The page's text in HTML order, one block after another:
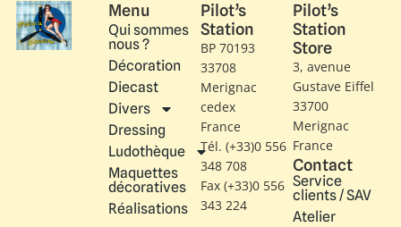
Menu
Qui sommes
nous ?
Décoration
Diecast
Divers
Dressing
Ludothèque
Maquettes
décoratives
Réalisations
Pilot’s
Station
BP 70193
33708
Merignac
cedex
France
Tél. (+33)0 556
348 708
Fax (+33)0 556
343 224
Pilot’s
Station
Store
3, avenue
Gustave Eiffel​
33700
Merignac
France
Contact
Service
clients / SAV
Atelier